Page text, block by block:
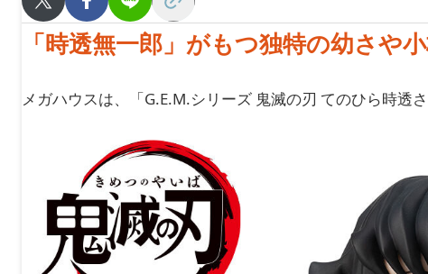
「時透無一郎」がもつ独特の幼さや
メガハウスは、「G.E.M.シリーズ 鬼滅の刃 てのひら時透